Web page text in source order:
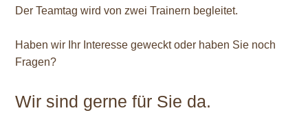
Der Teamtag wird von zwei Trainern begleitet.
Haben wir Ihr Interesse geweckt oder haben Sie noch
Fragen?
Wir sind gerne für Sie da.